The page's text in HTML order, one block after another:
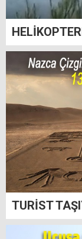
TURİST